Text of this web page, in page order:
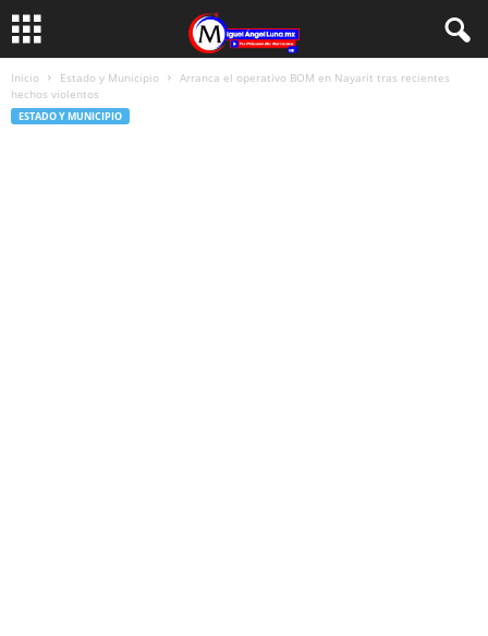
Inicio Estado y Municipio
Arranca el operativo BOM en Nayarit tras recientes
hechos violentos
ESTADO Y MUNICIPIO